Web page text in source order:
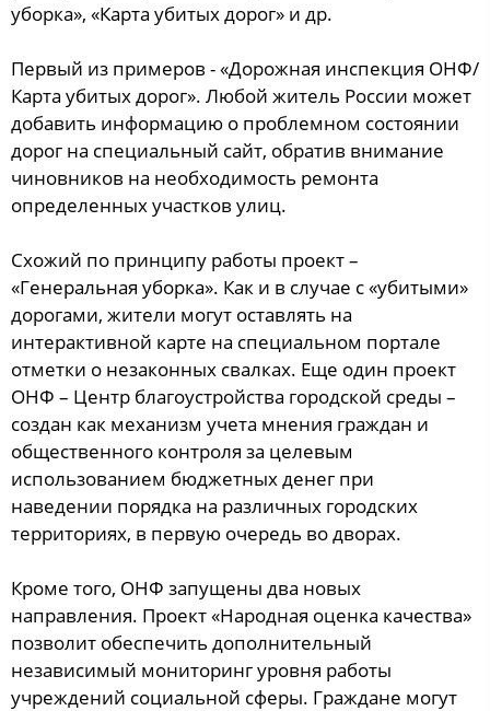
уборка», «Карта убитых дорог» и др.
Первый из примеров - «Дорожная инспекция ОНФ/
Карта убитых дорог». Любой житель России может
добавить информацию о проблемном состоянии
дорог на специальный сайт, обратив внимание
чиновников на необходимость ремонта
определенных участков улиц.
Схожий по принципу работы проект –
«Генеральная уборка». Как и в случае с «убитыми»
дорогами, жители могут оставлять на
интерактивной карте на специальном портале
отметки о незаконных свалках. Еще один проект
ОНФ – Центр благоустройства городской среды –
создан как механизм учета мнения граждан и
общественного контроля за целевым
использованием бюджетных денег при
наведении порядка на различных городских
территориях, в первую очередь во дворах.
Кроме того, ОНФ запущены два новых
направления. Проект «Народная оценка качества»
позволит обеспечить дополнительный
независимый мониторинг уровня работы
учреждений социальной сферы. Граждане могут